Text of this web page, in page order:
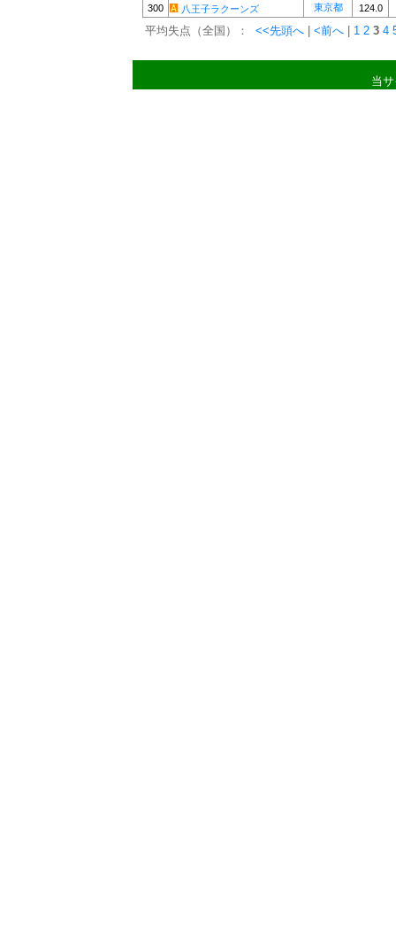
300 八王子ラクーンズ 東京都 124.0
平均失点（全国）： <<先頭へ <前へ 1 2 3 4
当